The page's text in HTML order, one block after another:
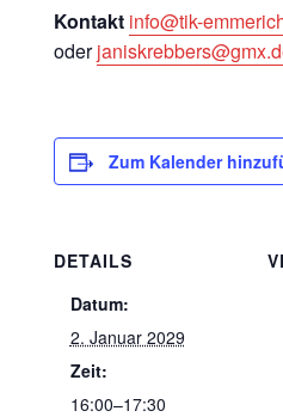
Kontakt info@tik-
oder
Zum Kalender
DETAILS
Datum:
2. Januar 2029
Zeit:
16:00–17:30